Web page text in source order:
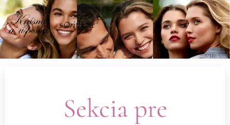
s Oriflame
Sekcia pre